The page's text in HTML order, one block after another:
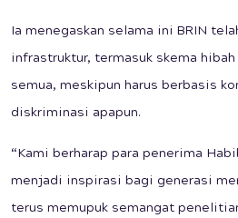
Ia menegaskan selama ini BRIN
infrastruktur, termasuk skema
semua, meskipun harus berbasis
diskriminasi apapun.
“Kami berharap para penerima
menjadi inspirasi bagi generasi
terus memupuk semangat